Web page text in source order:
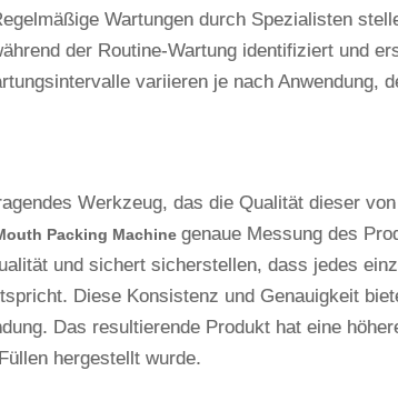
Wartungen durch Spezialisten
der Routine-Wartung identifiziert und
variieren je nach Anwendung,
Werkzeug, das die Qualität dieser
Packing Machine genaue Messung des
und sichert sicherstellen, dass jedes
Diese Konsistenz und Genauigkeit
Das resultierende Produkt hat eine
hergestellt wurde.